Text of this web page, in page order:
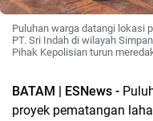
Puluhan warga datangi lokasi
PT. Sri Indah di wilayah
Pihak Kepolisian turun
BATAM | ESNews -
proyek pematangan